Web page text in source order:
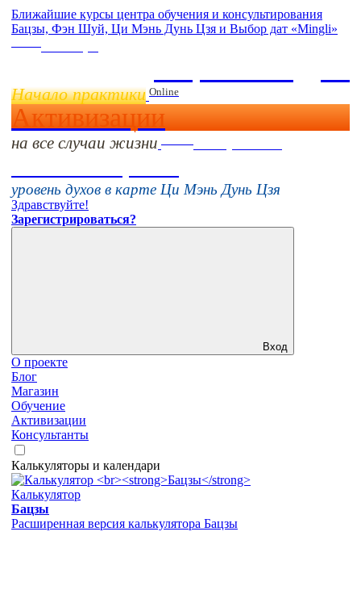
Ближайшие курсы центра обучения и консультирования
Бацзы, Фэн Шуй, Ци Мэнь Дунь Цзя и Выбор дат «Mingli»
Начало практики Online
Активизации
на все случаи жизни
уровень духов в карте Ци Мэнь Дунь Цзя
Здравствуйте!
Зарегистрироваться?
Вход
О проекте
Блог
Магазин
Обучение
Активизации
Консультанты
Калькуляторы и календари
Калькулятор
Бацзы
Расширенная версия калькулятора Бацзы